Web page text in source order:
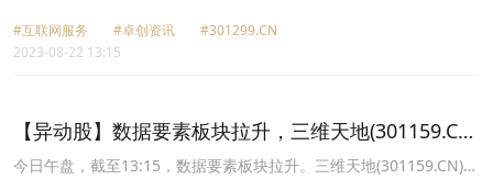
海钢联(300226.CN)涨14.37%报32.71元，汇纳科技(300609.CN)涨
11.82%报26.97元，佳华科技(688051.CN)涨11.44%报35.07元，浩
#互联网服务 #卓创资讯
#301299.CN
2023-08-22 13:15
【异动股】数据要素板块拉升，三维天地(301159.CN)
涨19.99%
今日午盘，截至13:15，数据要素板块拉升。三维天地(301159.CN)涨